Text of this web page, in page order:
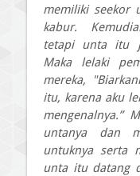
memiliki seekor
kabur.
tetapi unta itu
Maka lelaki
mereka,
itu, karena aku
mengenalnya.”
untanya dan
untuknya serta
unta itu datang